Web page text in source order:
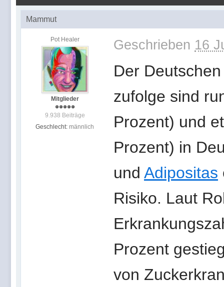
Mammut
Pot Healer
Mitglieder
9.938 Beiträge
Geschlecht: männlich
Geschrieben 16
Der
zufolge sind
Prozent) und
Prozent) in
und Adipositas
Risiko. Laut
Prozent
von